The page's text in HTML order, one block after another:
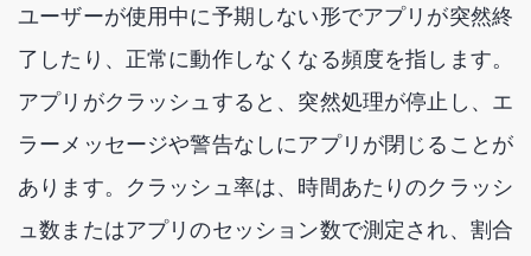
ユーザーが使用中に予期しない形でアプリが突然終
了したり、正常に動作しなくなる頻度を指します。
アプリがクラッシュすると、突然処理が停止し、エ
ラーメッセージや警告なしにアプリが閉じることが
あります。クラッシュ率は、時間あたりのクラッシ
ュ数またはアプリのセッション数で測定され、割合